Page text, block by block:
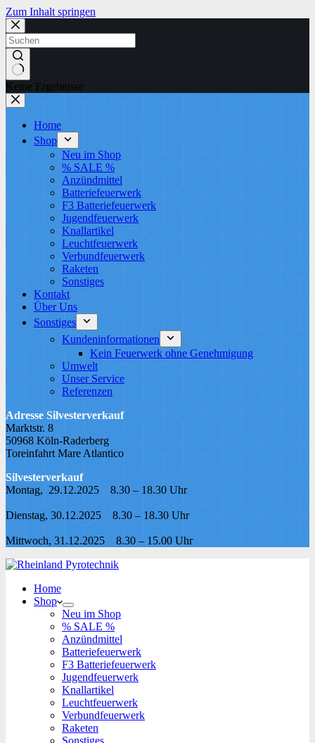
Zum Inhalt springen
Keine Ergebnisse
Home
Shop
Neu im Shop
% SALE %
Anzündmittel
Batteriefeuerwerk
F3 Batteriefeuerwerk
Jugendfeuerwerk​
Knallartikel
Leuchtfeuerwerk​
Verbundfeuerwerk
Raketen
Sonstiges
Kontakt
Über Uns
Sonstiges
Kundeninformationen
Kein Feuerwerk ohne Genehmigung
Umwelt
Unser Service
Referenzen
Adresse Silvesterverkauf
Marktstr. 8
50968 Köln-Raderberg
Toreinfahrt Mare Atlantico
Silvesterverkauf
Montag, 29.12.2025 8.30 – 18.30 Uhr
Dienstag, 30.12.2025 8.30 – 18.30 Uhr
Mittwoch, 31.12.2025 8.30 – 15.00 Uhr
Home
Shop
Neu im Shop
% SALE %
Anzündmittel
Batteriefeuerwerk
F3 Batteriefeuerwerk
Jugendfeuerwerk​
Knallartikel
Leuchtfeuerwerk​
Verbundfeuerwerk
Raketen
Sonstiges